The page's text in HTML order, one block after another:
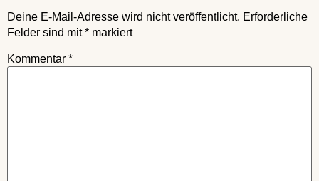
Deine E-Mail-Adresse wird nicht veröffentlicht. Erforderliche
Felder sind mit* markiert
Kommentar *